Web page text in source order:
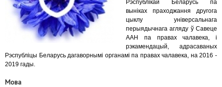
Рэспублікай Беларусь па
выніках праходжання другога
цыклу універсальнага
перыядычнага агляду ў Савеце
ААН па правах чалавека, і
рэкамендацый, адрасаваных
Рэспубліцы Беларусь дагаворнымі органамі па правах чалавека, на 2016 -
2019 гады.
Мова